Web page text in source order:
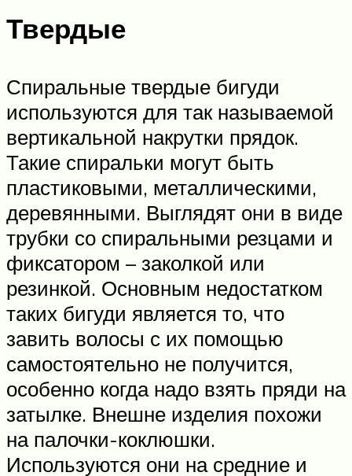
Твердые
Спиральные твердые бигуди
используются для так называемой
вертикальной накрутки прядок.
Такие спиральки могут быть
пластиковыми, металлическими,
деревянными. Выглядят они в виде
трубки со спиральными резцами и
фиксатором – заколкой или
резинкой. Основным недостатком
таких бигуди является то, что
завить волосы с их помощью
самостоятельно не получится,
особенно когда надо взять пряди на
затылке. Внешне изделия похожи
на палочки-коклюшки.
Используются они на средние и